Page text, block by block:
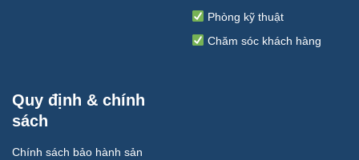
Phòng kỹ thuật
Chăm sóc khách hàng
Quy định & chính
sách
Chính sách bảo hành sản